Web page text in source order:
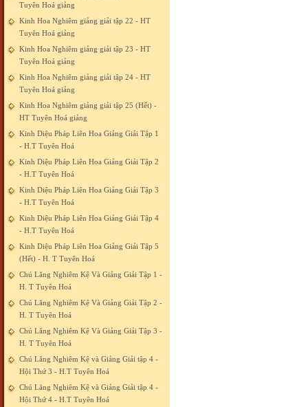
Tuyên Hoá giảng
Kinh Hoa Nghiêm giảng giải tập 22 - HT
Tuyên Hoá giảng
Kinh Hoa Nghiêm giảng giải tập 23 - HT
Tuyên Hoá giảng
Kinh Hoa Nghiêm giảng giải tập 24 - HT
Tuyên Hoá giảng
Kinh Hoa Nghiêm giảng giải tập 25 (Hết) -
HT Tuyên Hoá giảng
Kinh Diệu Pháp Liên Hoa Giảng Giải Tập 1
- H.T Tuyên Hoá
Kinh Diệu Pháp Liên Hoa Giảng Giải Tập 2
- H.T Tuyên Hoá
Kinh Diệu Pháp Liên Hoa Giảng Giải Tập 3
- H.T Tuyên Hoá
Kinh Diệu Pháp Liên Hoa Giảng Giải Tập 4
- H.T Tuyên Hoá
Kinh Diệu Pháp Liên Hoa Giảng Giải Tập 5
(Hết) - H. T Tuyên Hoá
Chú Lăng Nghiêm Kệ Và Giảng Giải Tập 1 -
H. T Tuyên Hoá
Chú Lăng Nghiêm Kệ Và Giảng Giải Tập 2 -
H. T Tuyên Hoá
Chú Lăng Nghiêm Kệ Và Giảng Giải Tập 3 -
H. T Tuyên Hoá
Chú Lăng Nghiêm Kệ và Giảng Giải tập 4 -
Hội Thứ 3 - H.T Tuyên Hoá
Chú Lăng Nghiêm Kệ và Giảng Giải tập 4 -
Hội Thứ 4 - H.T Tuyên Hoá